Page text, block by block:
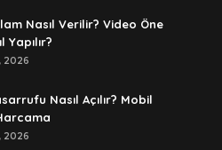
Nasıl Verilir? Video Öne
Yapılır?
2026
Nasıl Açılır? Mobil
2026